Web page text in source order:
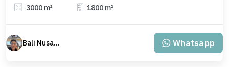
3000 m² 1800 m²
Bali Nusantara Travel Whatsapp